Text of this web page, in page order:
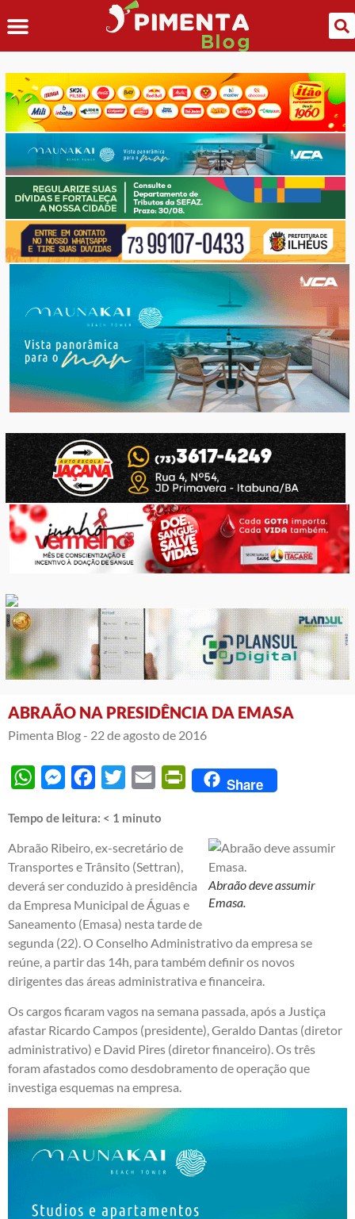
ABRAÃO NA PRESIDÊNCIA DA EMASA
Pimenta Blog - 22 de agosto de 2016
WhatsAppMessengerFacebook
Twitter Email PrintFriendly
Share
Tempo de leitura: < 1 minuto
Abraão deve assumir
Emasa.
Abraão Ribeiro, ex-secretário de
Transportes e Trânsito (Settran),
deverá ser conduzido à presidência
da Empresa Municipal de Águas e
Saneamento (Emasa) nesta tarde de
segunda (22). O Conselho Administrativo da empresa se
reúne, a partir das 14h, para também definir os novos
dirigentes das áreas administrativa e financeira.
Os cargos ficaram vagos na semana passada, após a Justiça
afastar Ricardo Campos (presidente), Geraldo Dantas (diretor
administrativo) e David Pires (diretor financeiro). Os três
foram afastados como desdobramento de operação que
investiga esquemas na empresa.